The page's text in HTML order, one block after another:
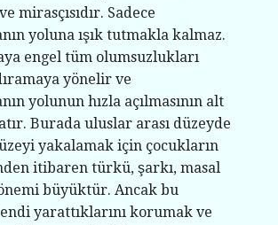
mirasçısıdır. Sadece
yoluna ışık tutmakla kalmaz.
engel tüm olumsuzlukları
yönelir ve
yolunun hızla açılmasının alt
Burada uluslar arası düzeyde
yakalamak için çocukların
itibaren türkü, şarkı, masal
büyüktür. Ancak bu
yarattıklarını korumak ve